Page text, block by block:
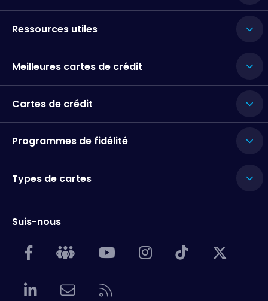
Ressources utiles
Meilleures cartes de crédit
Cartes de crédit
Programmes de fidélité
Types de cartes
Suis-nous